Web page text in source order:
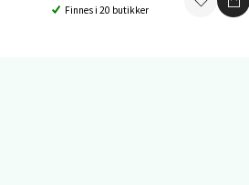
Finnes i 20 butikker